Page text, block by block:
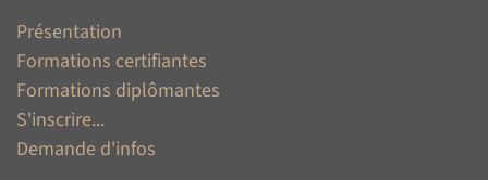
Présentation
Formations certifiantes
Formations diplômantes
S'inscrire...
Demande d'infos